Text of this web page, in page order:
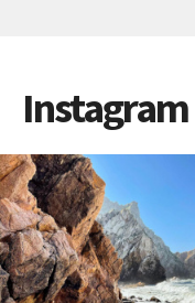
Instagram